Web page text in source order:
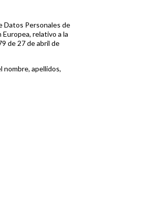
Datos Personales de
relativo a la
de 27 de abril de
apellidos,